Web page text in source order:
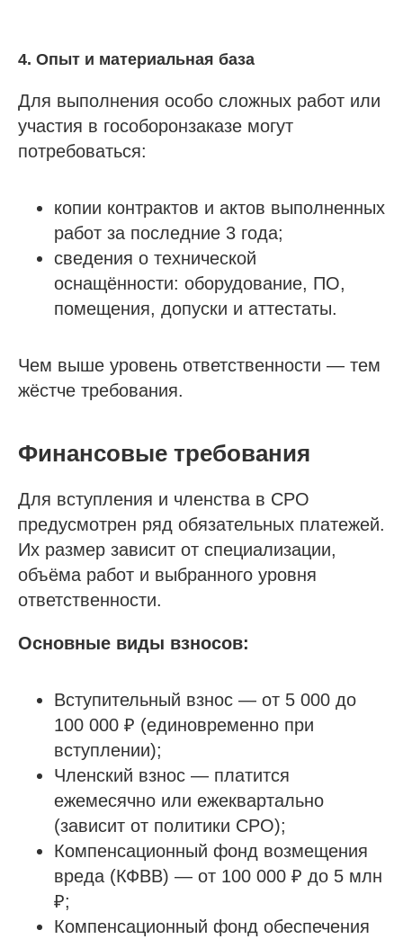
4. Опыт и материальная база
Для выполнения особо сложных работ или
участия в гособоронзаказе могут
потребоваться:
копии контрактов и актов выполненных
работ за последние 3 года;
сведения о технической
оснащённости: оборудование, ПО,
помещения, допуски и аттестаты.
Чем выше уровень ответственности — тем
жёстче требования.
Финансовые требования
Для вступления и членства в СРО
предусмотрен ряд обязательных платежей.
Их размер зависит от специализации,
объёма работ и выбранного уровня
ответственности.
Основные виды взносов:
Вступительный взнос — от 5 000 до
100 000 ₽ (единовременно при
вступлении);
Членский взнос — платится
ежемесячно или ежеквартально
(зависит от политики СРО);
Компенсационный фонд возмещения
вреда (КФВВ) — от 100 000 ₽ до 5 млн
₽;
Компенсационный фонд обеспечения